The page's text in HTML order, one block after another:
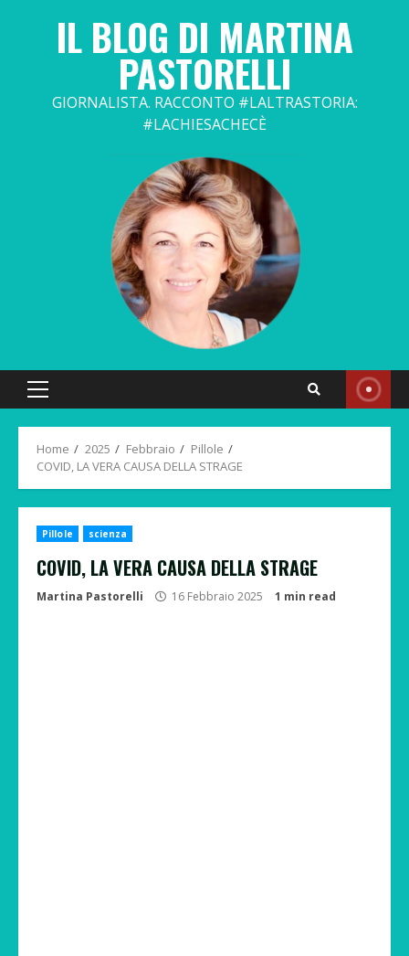
IL BLOG DI MARTINA
PASTORELLI
GIORNALISTA. RACCONTO #LALTRASTORIA:
#LACHIESACHECÈ
Primary
Home 2025 Febbraio
Pillole
COVID, LA VERA CAUSA DELLA STRAGE
Pillole scienza
COVID, LA VERA CAUSA DELLA STRAGE
Martina Pastorelli 16 Febbraio 2025 1 min read